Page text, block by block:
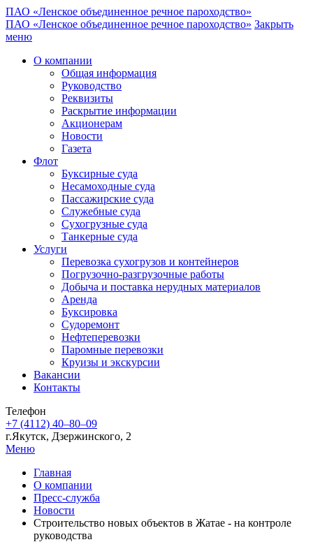
ПАО «Ленское объединенное речное пароходство»
ПАО «Ленское объединенное речное пароходство» Закрыть
меню
О компании
Общая информация
Руководство
Реквизиты
Раскрытие информации
Акционерам
Новости
Газета
Флот
Буксирные суда
Несамоходные суда
Пассажирские суда
Служебные суда
Сухогрузные суда
Танкерные суда
Услуги
Перевозка сухогрузов и контейнеров
Погрузочно-разгрузочные работы
Добыча и поставка нерудных материалов
Аренда
Буксировка
Судоремонт
Нефтеперевозки
Паромные перевозки
Круизы и экскурсии
Вакансии
Контакты
Телефон
+7 (4112) 40‒80‒09
г.Якутск, Дзержинского, 2
Меню
Главная
О компании
Пресс-служба
Новости
Строительство новых объектов в Жатае - на контроле
руководства